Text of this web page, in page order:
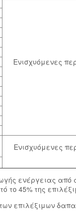
Ενισχυόμενες
Ενισχυόμενες
ενέργειας
45% της
επιλέξιμων